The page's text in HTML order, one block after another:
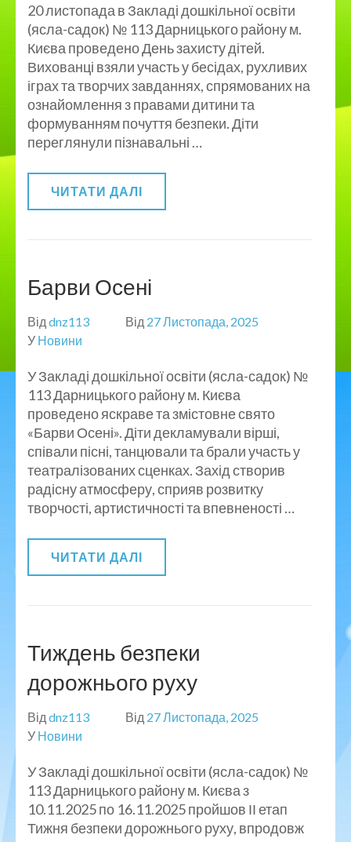
20 листопада в Закладі дошкільної освіти
(ясла-садок) № 113 Дарницького району м.
Києва проведено День захисту дітей.
Вихованці взяли участь у бесідах, рухливих
іграх та творчих завданнях, спрямованих на
ознайомлення з правами дитини та
формуванням почуття безпеки. Діти
переглянули пізнавальні …
ЧИТАТИ ДАЛІ
Барви Осені
Від dnz113 Від 27 Листопада, 2025
У Новини
У Закладі дошкільної освіти (ясла-садок) №
113 Дарницького району м. Києва
проведено яскраве та змістовне свято
«Барви Осені». Діти декламували вірші,
співали пісні, танцювали та брали участь у
театралізованих сценках. Захід створив
радісну атмосферу, сприяв розвитку
творчості, артистичності та впевненості …
ЧИТАТИ ДАЛІ
Тиждень безпеки
дорожнього руху
Від dnz113 Від 27 Листопада, 2025
У Новини
У Закладі дошкільної освіти (ясла-садок) №
113 Дарницького району м. Києва з
10.11.2025 по 16.11.2025 пройшов ІІ етап
Тижня безпеки дорожнього руху, впродовж